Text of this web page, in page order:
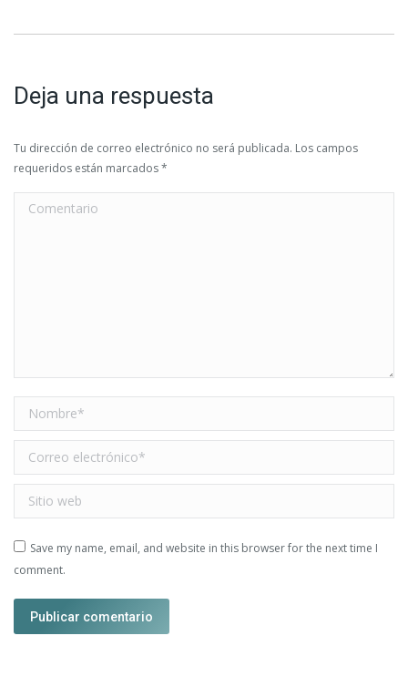
Deja una respuesta
Tu dirección de correo electrónico no será publicada. Los campos
requeridos están marcados*
Comentario
Nombre *
Correo electrónico *
Sitio web
Save my name, email, and website in this browser for the next time I
comment.
Publicar comentario